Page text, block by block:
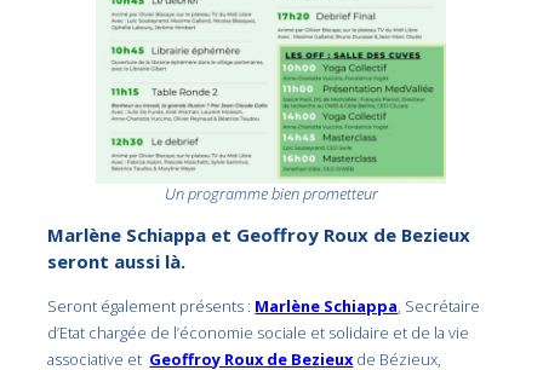
Un programme bien prometteur
Marlène Schiappa et Geoffroy Roux de Bezieux
seront aussi là.
Seront également présents : Marlène Schiappa , Secrétaire
d’Etat chargée de l’économie sociale et solidaire et de la vie
associative et Geoffroy Roux de Bezieux de Bézieux,